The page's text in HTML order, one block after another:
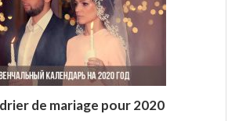
de mariage pour 2020